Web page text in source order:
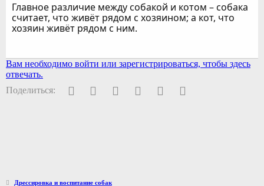
Главное различие между собакой и котом – собака
считает, что живёт рядом с хозяином; а кот, что
хозяин живёт рядом с ним.
Вам необходимо войти или зарегистрироваться, чтобы здесь
отвечать.
Поделиться:
FacebookTwitter PinterestWhatsAppЭлектронная почта
Дрессировка и воспитание собак